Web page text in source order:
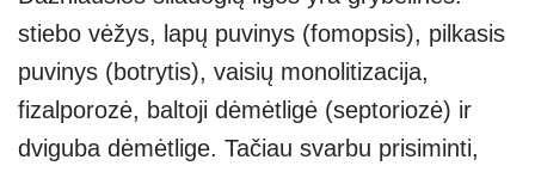
stiebo vėžys, lapų puvinys (fomopsis), pilkasis
puvinys (botrytis), vaisių monolitizacija,
fizalporozė, baltoji dėmėtligė (septoriozė) ir
dviguba dėmėtlige. Tačiau svarbu prisiminti,